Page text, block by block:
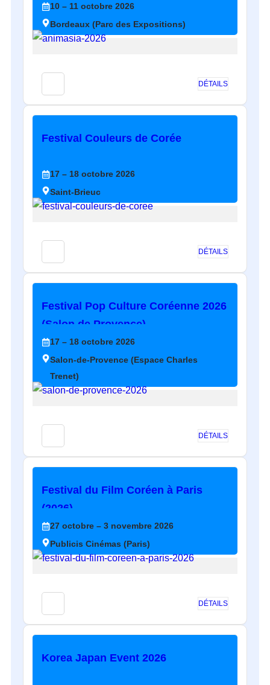
10 – 11 octobre 2026
Bordeaux (Parc des Expositions)
DÉTAILS
Festival Couleurs de Corée
17 – 18 octobre 2026
Saint-Brieuc
DÉTAILS
Festival Pop Culture Coréenne 2026
(Salon de Provence)
17 – 18 octobre 2026
Salon-de-Provence (Espace Charles
Trenet)
DÉTAILS
Festival du Film Coréen à Paris
(2026)
27 octobre – 3 novembre 2026
Publicis Cinémas (Paris)
DÉTAILS
Korea Japan Event 2026